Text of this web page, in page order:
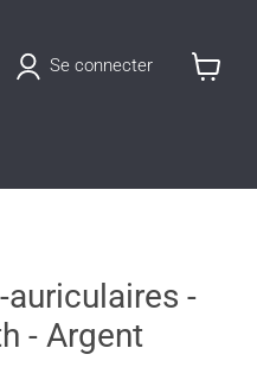
Se connecter
-
- Argent